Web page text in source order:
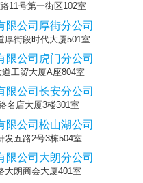
11号第一街区102室
限公司厚街分公司
厚街段时代大厦501室
限公司虎门分公司
工贸大厦A座804室
限公司长安分公司
名店大厦3楼301室
限公司松山湖公司
发五路2号3栋504室
限公司大朗分公司
大朗商会大厦401室